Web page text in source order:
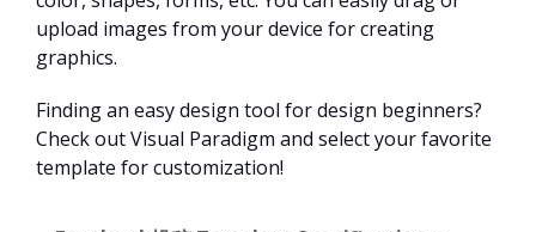
upload images from your device for creating
graphics.
Finding an easy design tool for design beginners?
Check out Visual Paradigm and select your favorite
template for customization!